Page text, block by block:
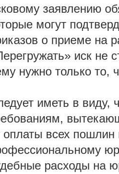
заявлению
могут
о приеме на
иск не
нужно только то,
иметь в виду,
оплаты всех
расходы на